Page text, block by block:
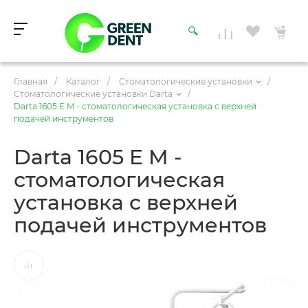
Главная / Каталог / Стоматологические установки
/
Стоматологические установки Darta
/
Darta 1605 E M - стоматологическая установка с верхней
подачей инструментов
Darta 1605 E M -
стоматологическая
установка с верхней
подачей инструментов